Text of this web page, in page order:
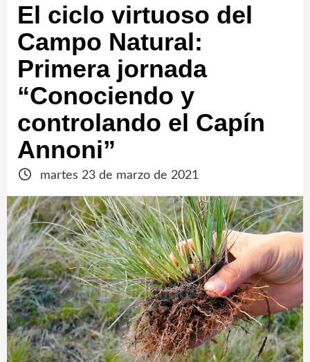
El ciclo virtuoso del
Campo Natural:
Primera jornada
“Conociendo y
controlando el Capín
Annoni”
martes 23 de marzo de 2021